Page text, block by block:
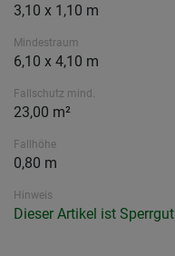
3,10 x 1,10 m
Mindestraum
6,10 x 4,10 m
Fallschutz mind.
23,00 m²
Fallhöhe
0,80 m
Hinweis
Dieser Artikel ist Sperrgut